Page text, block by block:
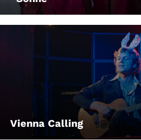
Vienna Calling